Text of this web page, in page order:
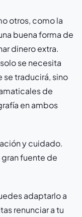
otros, como la
buena forma de
dinero extra.
se necesita
se traducirá, sino
de
en ambos
y cuidado.
gran fuente de
adaptarlo a
renunciar a tu